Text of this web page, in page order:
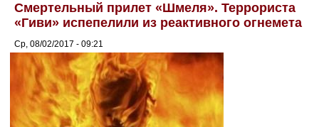
Смертельный прилет «Шмеля». Террориста
«Гиви» испепелили из реактивного огнемета
Ср, 08/02/2017 - 09:21